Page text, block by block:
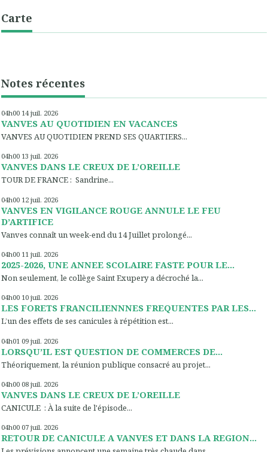
Carte
Notes récentes
04h00 14 juil. 2026
VANVES AU QUOTIDIEN EN VACANCES
VANVES AU QUOTIDIEN PREND SES QUARTIERS...
04h00 13 juil. 2026
VANVES DANS LE CREUX DE L’OREILLE
TOUR DE FRANCE : Sandrine...
04h00 12 juil. 2026
VANVES EN VIGILANCE ROUGE ANNULE LE FEU
D’ARTIFICE
Vanves connaît un week-end du 14 Juillet prolongé...
04h00 11 juil. 2026
2025-2026, UNE ANNEE SCOLAIRE FASTE POUR LE...
Non seulement, le collège Saint Exupery a décroché la...
04h00 10 juil. 2026
LES FORETS FRANCILIENNNES FREQUENTES PAR LES...
L’un des effets de ses canicules à répétition est...
04h01 09 juil. 2026
LORSQU’IL EST QUESTION DE COMMERCES DE...
Théoriquement, la réunion publique consacré au projet...
04h00 08 juil. 2026
VANVES DANS LE CREUX DE L’OREILLE
CANICULE : À la suite de l'épisode...
04h00 07 juil. 2026
RETOUR DE CANICULE A VANVES ET DANS LA REGION...